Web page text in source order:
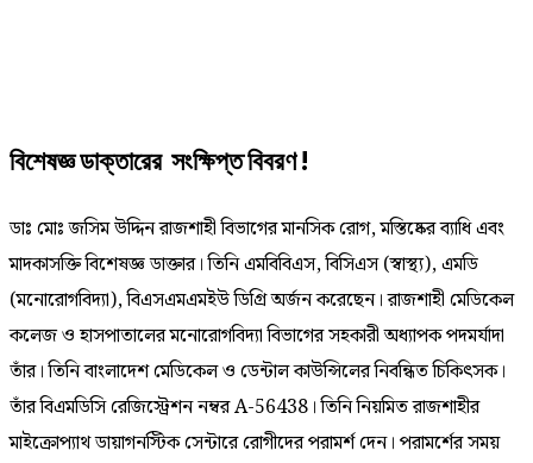
বিশেষজ্ঞ ডাক্তারের সংক্ষিপ্ত বিবরণ !
ডাঃ মোঃ জসিম উদ্দিন রাজশাহী বিভাগের মানসিক রোগ, মস্তিষ্কের ব্যাধি এবং
মাদকাসক্তি বিশেষজ্ঞ ডাক্তার। তিনি এমবিবিএস, বিসিএস (স্বাস্থ্য), এমডি
(মনোরোগবিদ্যা), বিএসএমএমইউ ডিগ্রি অর্জন করেছেন। রাজশাহী মেডিকেল
কলেজ ও হাসপাতালের মনোরোগবিদ্যা বিভাগের সহকারী অধ্যাপক পদমর্যাদা
তাঁর। তিনি বাংলাদেশ মেডিকেল ও ডেন্টাল কাউন্সিলের নিবন্ধিত চিকিৎসক।
তাঁর বিএমডিসি রেজিস্ট্রেশন নম্বর A-56438। তিনি নিয়মিত রাজশাহীর
মাইক্রোপ্যাথ ডায়াগনস্টিক সেন্টারে রোগীদের পরামর্শ দেন। পরামর্শের সময়